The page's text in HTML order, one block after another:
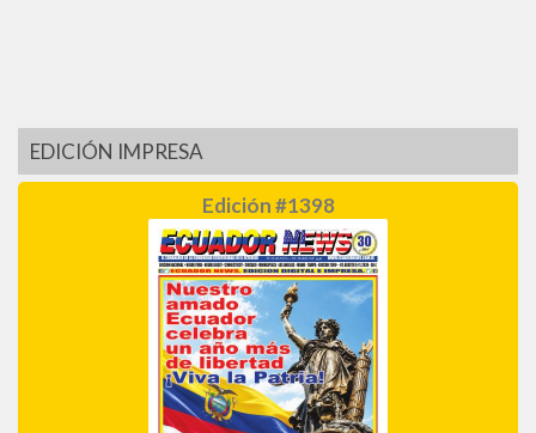
EDICIÓN IMPRESA
Edición #1398